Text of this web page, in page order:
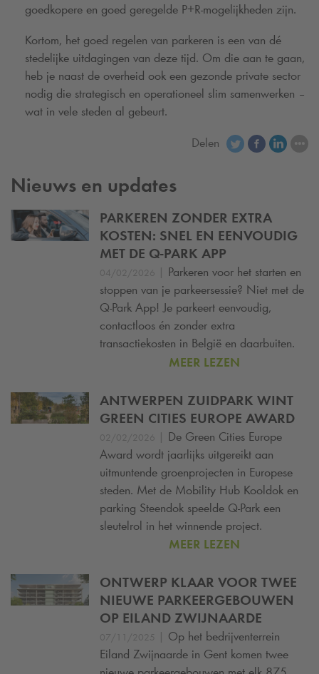
goedkopere en goed geregelde P+R-mogelijkheden zijn.
Kortom, het goed regelen van parkeren is een van dé
stedelijke uitdagingen van deze tijd. Om die aan te gaan,
heb je naast de overheid ook een gezonde private sector
nodig die strategisch en operationeel slim samenwerken –
wat in vele steden al gebeurt.
Delen
Nieuws en updates
PARKEREN ZONDER EXTRA
KOSTEN: SNEL EN EENVOUDIG
MET DE Q-PARK APP
04/02/2026 | Parkeren voor het starten en
stoppen van je parkeersessie? Niet met de
Q-Park App! Je parkeert eenvoudig,
contactloos én zonder extra
transactiekosten in België en daarbuiten.
MEER LEZEN
ANTWERPEN ZUIDPARK WINT
GREEN CITIES EUROPE AWARD
02/02/2026 | De Green Cities Europe
Award wordt jaarlijks uitgereikt aan
uitmuntende groenprojecten in Europese
steden. Met de Mobility Hub Kooldok en
parking Steendok speelde Q-Park een
sleutelrol in het winnende project.
MEER LEZEN
ONTWERP KLAAR VOOR TWEE
NIEUWE PARKEERGEBOUWEN
OP EILAND ZWIJNAARDE
07/11/2025 | Op het bedrijventerrein
Eiland Zwijnaarde in Gent komen twee